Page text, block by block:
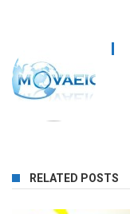
RELATED POSTS